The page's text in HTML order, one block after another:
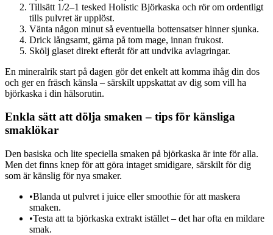
Tillsätt 1/2–1 tesked Holistic Björkaska och rör om ordentligt
tills pulvret är upplöst.
Vänta någon minut så eventuella bottensatser hinner sjunka.
Drick långsamt, gärna på tom mage, innan frukost.
Skölj glaset direkt efteråt för att undvika avlagringar.
En mineralrik start på dagen gör det enkelt att komma ihåg din dos
och ger en fräsch känsla – särskilt uppskattat av dig som vill ha
björkaska i din hälsorutin.
Enkla sätt att dölja smaken – tips för känsliga
smaklökar
Den basiska och lite speciella smaken på björkaska är inte för alla.
Men det finns knep för att göra intaget smidigare, särskilt för dig
som är känslig för nya smaker.
•Blanda ut pulvret i juice eller smoothie för att maskera
smaken.
•Testa att ta björkaska extrakt istället – det har ofta en mildare
smak.